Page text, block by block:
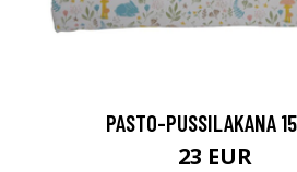
PASTO-PUSSILAKANA
23 EUR